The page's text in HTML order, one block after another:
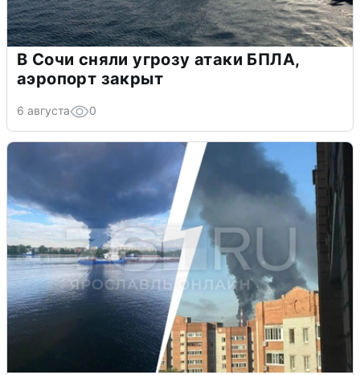
В Сочи сняли угрозу атаки БПЛА,
аэропорт закрыт
6 августа 0